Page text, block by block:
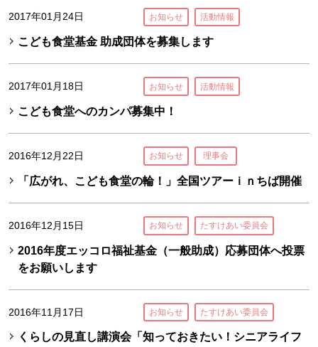
2017年01月24日 お知らせ 活動情報
こども食堂基金 助成団体を募集します
2017年01月18日 お知らせ 活動情報
こども食堂へのカンパ募集中！
2016年12月22日 お知らせ 理事会
「広がれ、こども食堂の輪！」全国ツアーｉｎちば開催
2016年12月15日 お知らせ たすけあい委員会
2016年度エッコロ福祉基金（一般助成）応募団体へ投票
をお願いします
2016年11月17日 お知らせ たすけあい委員会
くらしの見直し講演会「知っておきたい！シニアライフ